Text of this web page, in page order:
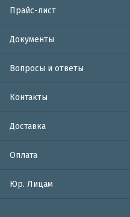
Прайс-лист
Документы
Вопросы и ответы
Контакты
Доставка
Оплата
Юр. Лицам